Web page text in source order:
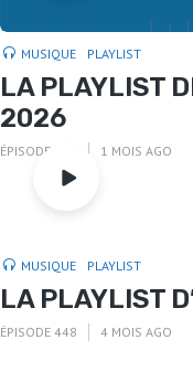
MUSIQUE PLAYLIST
LA PLAYLIST
2026
ÉPISODE 453 1 MOIS AGO
MUSIQUE PLAYLIST
LA PLAYLIST
ÉPISODE 448 4 MOIS AGO